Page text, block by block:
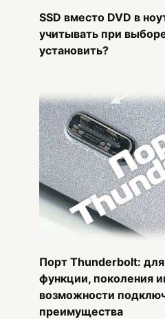
SSD вместо DVD в
учитывать при
установить?
Порт Thunderbolt: для
функции, поколения
возможности
преимущества